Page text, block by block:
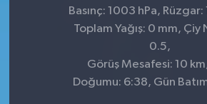
Basınç: 1003 hPa,
Toplam Yağış: 0 mm, Çiy
0.5,
Görüş Mesafesi: 10
Doğumu: 6:38, Gün